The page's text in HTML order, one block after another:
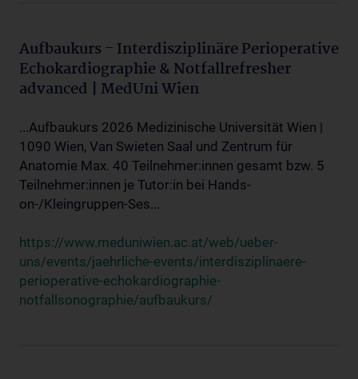
Aufbaukurs - Interdisziplinäre Perioperative
Echokardiographie & Notfallrefresher
advanced | MedUni Wien
...Aufbaukurs 2026 Medizinische Universität Wien |
1090 Wien, Van Swieten Saal und Zentrum für
Anatomie Max. 40 Teilnehmer:innen gesamt bzw. 5
Teilnehmer:innen je Tutor:in bei Hands-
on-/Kleingruppen-Ses...
https://www.meduniwien.ac.at/web/ueber-
uns/events/jaehrliche-events/interdisziplinaere-
perioperative-echokardiographie-
notfallsonographie/aufbaukurs/